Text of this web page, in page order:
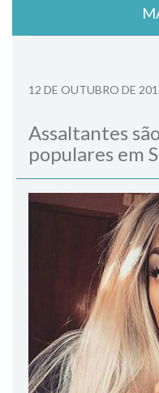
12 DE OUTUBRO DE
Assaltantes
populares em